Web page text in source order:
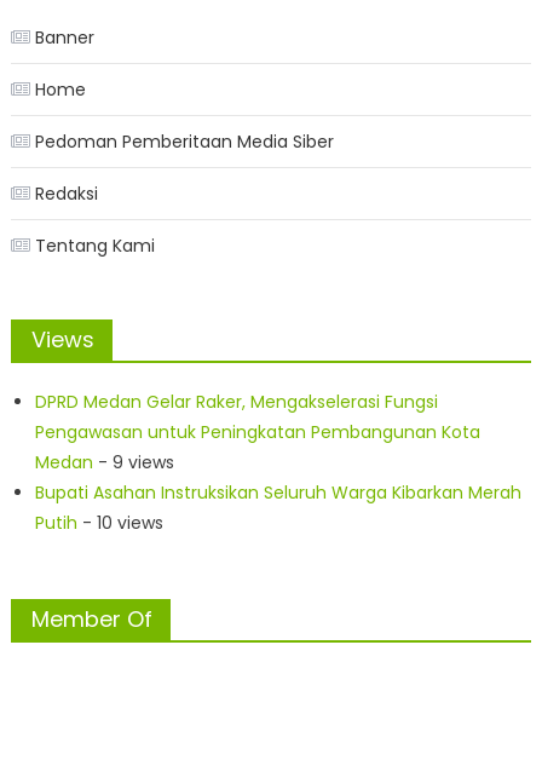
Banner
Home
Pedoman Pemberitaan Media Siber
Redaksi
Tentang Kami
Views
DPRD Medan Gelar Raker, Mengakselerasi Fungsi
Pengawasan untuk Peningkatan Pembangunan Kota
Medan - 9 views
Bupati Asahan Instruksikan Seluruh Warga Kibarkan Merah
Putih - 10 views
Member Of